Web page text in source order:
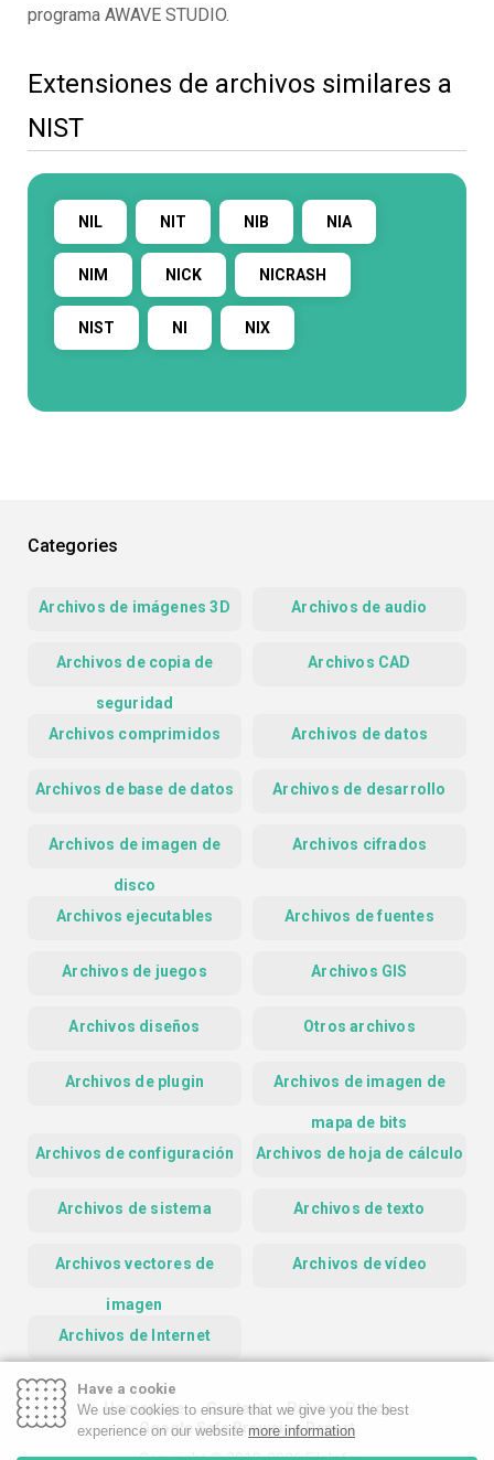
programa AWAVE STUDIO.
Extensiones de archivos similares a
NIST
NIL NIT NIB NIA
NIM NICK NICRASH
NIST NI NIX
Categories
Archivos de imágenes 3D Archivos de audio
Archivos de copia de
seguridad
Archivos CAD
Archivos comprimidos Archivos de datos
Archivos de base de datos Archivos de desarrollo
Archivos de imagen de
disco
Archivos cifrados
Archivos ejecutables Archivos de fuentes
Archivos de juegos Archivos GIS
Archivos diseños Otros archivos
Archivos de plugin Archivos de imagen de
mapa de bits
Archivos de configuración
Archivos de hoja de cálculo
Archivos de sistema Archivos de texto
Archivos vectores de
imagen
Archivos de vídeo
Archivos de Internet
Homepage Contact
Privacy Policy
Google Safe Browsing Report
Have a cookie
We use cookies to ensure that we give you the best
experience on our website more information